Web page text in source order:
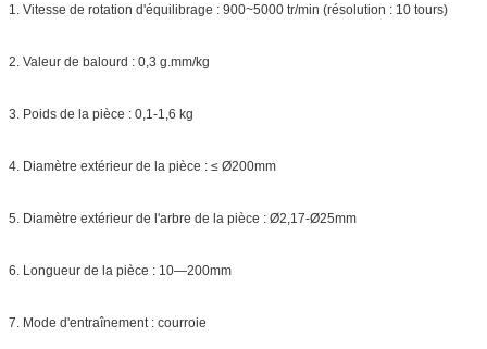
1. Vitesse de rotation d'équilibrage : 900~5000 tr/min (résolution : 10 tours)
2. Valeur de balourd : 0,3 g.mm/kg
3. Poids de la pièce : 0,1-1,6 kg
4. Diamètre extérieur de la pièce : ≤ Ø200mm
5. Diamètre extérieur de l'arbre de la pièce : Ø2,17-Ø25mm
6. Longueur de la pièce : 10—200mm
7. Mode d'entraînement : courroie